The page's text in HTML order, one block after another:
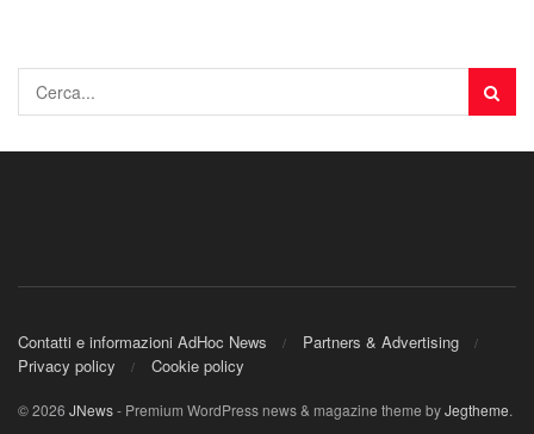
Contatti e informazioni AdHoc News
Partners & Advertising
Privacy policy
Cookie policy
© 2026 JNews- Premium WordPress news & magazine theme byJegtheme.